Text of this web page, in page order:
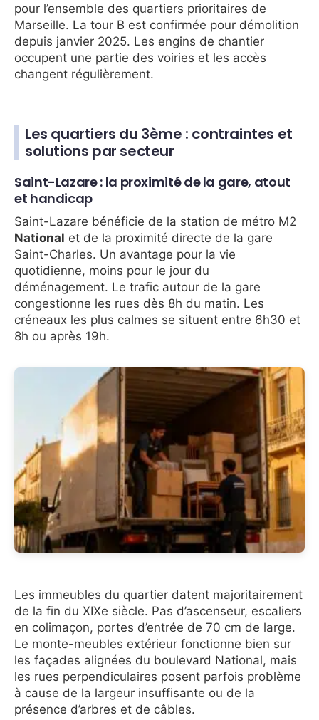
pour l’ensemble des quartiers prioritaires de
Marseille. La tour B est confirmée pour démolition
depuis janvier 2025. Les engins de chantier
occupent une partie des voiries et les accès
changent régulièrement.
Les quartiers du 3ème : contraintes et
solutions par secteur
Saint-Lazare : la proximité de la gare, atout
et handicap
Saint-Lazare bénéficie de la station de métro M2
National et de la proximité directe de la gare
Saint-Charles. Un avantage pour la vie
quotidienne, moins pour le jour du
déménagement. Le trafic autour de la gare
congestionne les rues dès 8h du matin. Les
créneaux les plus calmes se situent entre 6h30 et
8h ou après 19h.
Les immeubles du quartier datent majoritairement
de la fin du XIXe siècle. Pas d’ascenseur, escaliers
en colimaçon, portes d’entrée de 70 cm de large.
Le monte-meubles extérieur fonctionne bien sur
les façades alignées du boulevard National, mais
les rues perpendiculaires posent parfois problème
à cause de la largeur insuffisante ou de la
présence d’arbres et de câbles.